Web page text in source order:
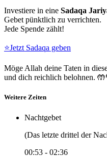
Investiere in eine Sadaqa
Gebet pünktlich zu verrichten.
Jede Spende zählt!
⭐Jetzt Sadaqa geben
Möge Allah deine Taten in
und dich reichlich belohnen.
Weitere Zeiten
Nachtgebet
(Das letzte drittel der
00:53 - 02:36